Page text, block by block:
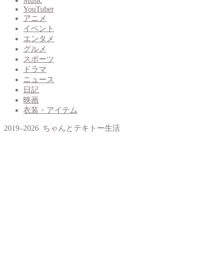
YouTuber
アニメ
イベント
エンタメ
グルメ
スポーツ
ドラマ
ニュース
日記
映画
衣装・アイテム
2019–2026 ちゃんとテキトー生活